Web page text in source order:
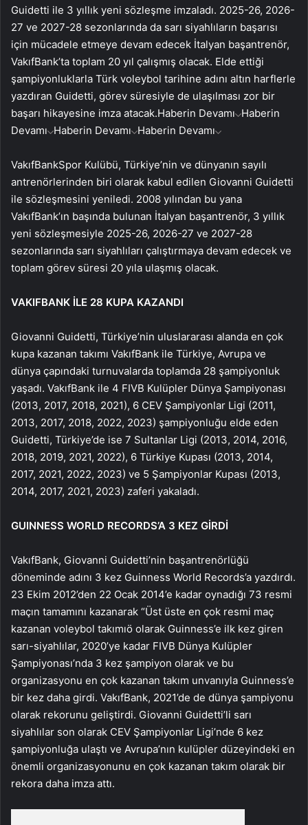
Guidetti ile 3 yıllık yeni sözleşme imzaladı. 2025-26, 2026-
27 ve 2027-28 sezonlarında da sarı siyahlıların başarısı
için mücadele etmeye devam edecek İtalyan başantrenör,
VakıfBank’ta toplam 20 yıl çalışmış olacak. Elde ettiği
şampiyonluklarla Türk voleybol tarihine adını altın harflerle
yazdıran Guidetti, görev süresiyle de ulaşılması zor bir
başarı hikayesine imza atacak.Haberin Devamı Haberin
Devamı Haberin Devamı Haberin Devamı
VakıfBankSpor Kulübü, Türkiye’nin ve dünyanın sayılı
antrenörlerinden biri olarak kabul edilen Giovanni Guidetti
ile sözleşmesini yeniledi. 2008 yılından bu yana
VakıfBank’ın başında bulunan İtalyan başantrenör, 3 yıllık
yeni sözleşmesiyle 2025-26, 2026-27 ve 2027-28
sezonlarında sarı siyahlıları çalıştırmaya devam edecek ve
toplam görev süresi 20 yıla ulaşmış olacak.
VAKIFBANK İLE 28 KUPA KAZANDI
Giovanni Guidetti, Türkiye’nin uluslararası alanda en çok
kupa kazanan takımı VakıfBank ile Türkiye, Avrupa ve
dünya çapındaki turnuvalarda toplamda 28 şampiyonluk
yaşadı. VakıfBank ile 4 FIVB Kulüpler Dünya Şampiyonası
(2013, 2017, 2018, 2021), 6 CEV Şampiyonlar Ligi (2011,
2013, 2017, 2018, 2022, 2023) şampiyonluğu elde eden
Guidetti, Türkiye’de ise 7 Sultanlar Ligi (2013, 2014, 2016,
2018, 2019, 2021, 2022), 6 Türkiye Kupası (2013, 2014,
2017, 2021, 2022, 2023) ve 5 Şampiyonlar Kupası (2013,
2014, 2017, 2021, 2023) zaferi yakaladı.
GUINNESS WORLD RECORDS’A 3 KEZ GİRDİ
VakıfBank, Giovanni Guidetti’nin başantrenörlüğü
döneminde adını 3 kez Guinness World Records’a yazdırdı.
23 Ekim 2012’den 22 Ocak 2014’e kadar oynadığı 73 resmi
maçın tamamını kazanarak “Üst üste en çok resmi maç
kazanan voleybol takımıö olarak Guinness’e ilk kez giren
sarı-siyahlılar, 2020’ye kadar FIVB Dünya Kulüpler
Şampiyonası’nda 3 kez şampiyon olarak ve bu
organizasyonu en çok kazanan takım unvanıyla Guinness’e
bir kez daha girdi. VakıfBank, 2021’de de dünya şampiyonu
olarak rekorunu geliştirdi. Giovanni Guidetti’li sarı
siyahlılar son olarak CEV Şampiyonlar Ligi’nde 6 kez
şampiyonluğa ulaştı ve Avrupa’nın kulüpler düzeyindeki en
önemli organizasyonunu en çok kazanan takım olarak bir
rekora daha imza attı.